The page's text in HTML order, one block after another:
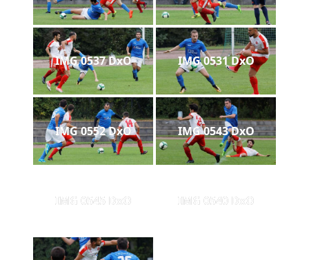
IMG 0537 DxO IMG 0531 DxO
IMG 0552 DxO IMG 0543 DxO
IMG 0545 DxO IMG 0540 DxO